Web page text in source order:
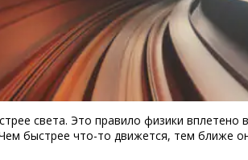
света. Это правило физики вплетено
быстрее что-то движется, тем ближе